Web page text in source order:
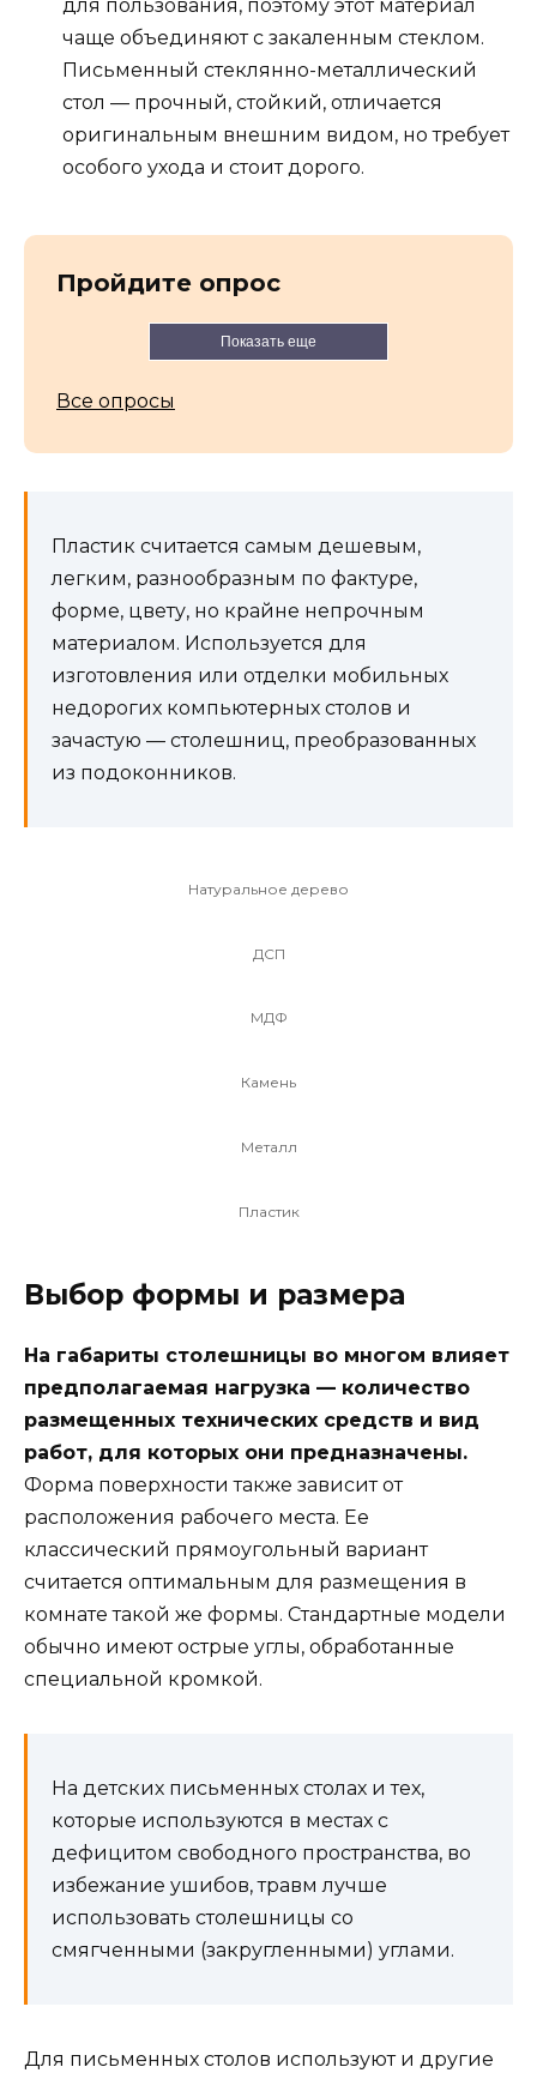
для пользования, поэтому этот материал
чаще объединяют с закаленным стеклом.
Письменный стеклянно-металлический
стол — прочный, стойкий, отличается
оригинальным внешним видом, но требует
особого ухода и стоит дорого.
Пройдите опрос
Показать еще
Все опросы
Пластик считается самым дешевым,
легким, разнообразным по фактуре,
форме, цвету, но крайне непрочным
материалом. Используется для
изготовления или отделки мобильных
недорогих компьютерных столов и
зачастую — столешниц, преобразованных
из подоконников.
Натуральное дерево
ДСП
МДФ
Камень
Металл
Пластик
Выбор формы и размера
На габариты столешницы во многом влияет
предполагаемая нагрузка — количество
размещенных технических средств и вид
работ, для которых они предназначены.
Форма поверхности также зависит от
расположения рабочего места. Ее
классический прямоугольный вариант
считается оптимальным для размещения в
комнате такой же формы. Стандартные модели
обычно имеют острые углы, обработанные
специальной кромкой.
На детских письменных столах и тех,
которые используются в местах с
дефицитом свободного пространства, во
избежание ушибов, травм лучше
использовать столешницы со
смягченными (закругленными) углами.
Для письменных столов используют и другие